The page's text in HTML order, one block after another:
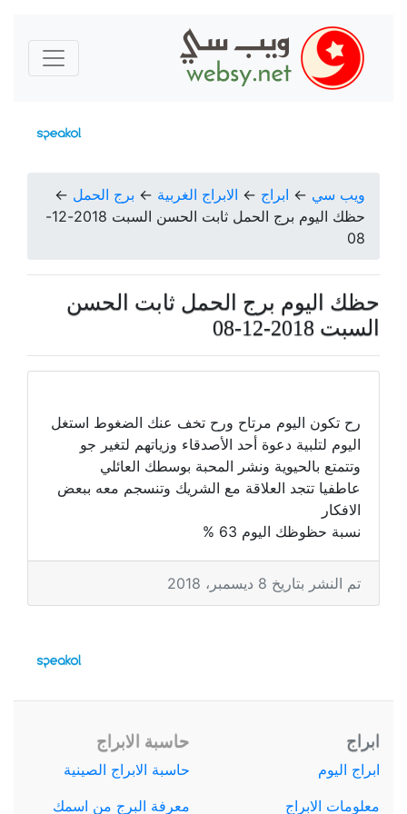
ويب سي ← ابراج ← الابراج الغربية ← برج الحمل ←
حظك اليوم برج الحمل ثابت الحسن السبت 2018-12-
08
حظك اليوم برج الحمل ثابت الحسن
السبت 2018-12-08
رح تكون اليوم مرتاح ورح تخف عنك الضغوط استغل
اليوم لتلبية دعوة أحد الأصدقاء وزياتهم لتغير جو
وتتمتع بالحيوية ونشر المحبة بوسطك العائلي
عاطفيا تتجد العلاقة مع الشريك وتنسجم معه ببعض
الافكار
نسبة حظوظك اليوم 63 %
تم النشر بتاريخ 8 ديسمبر، 2018
ابراج
ابراج اليوم
معلومات الابراج
حاسبة الابراج
حاسبة الابراج الصينية
معرفة البرج من اسمك